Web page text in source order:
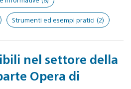
Strumenti ed esempi pratici (2)
nel settore della
Opera di